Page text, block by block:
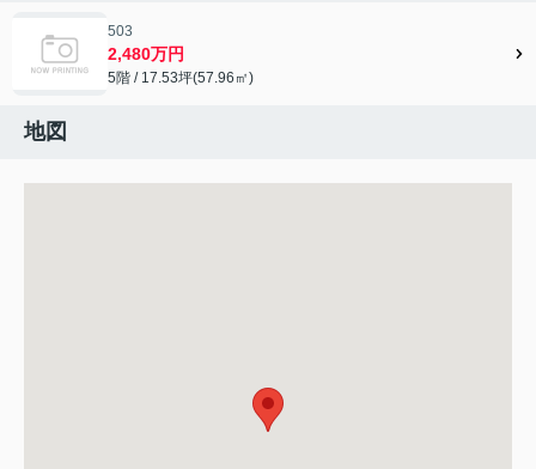
503
2,480万円
5階 / 17.53坪(57.96㎡)
地図